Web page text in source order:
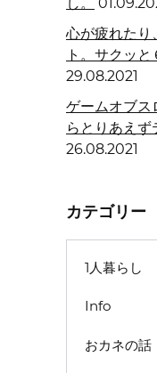
心が疲れたり
ト。サクッと
29.08.2021
ゲームオブス
らとりあえ
26.08.2021
カテゴリー
1人暮らし
Info
おカネの話